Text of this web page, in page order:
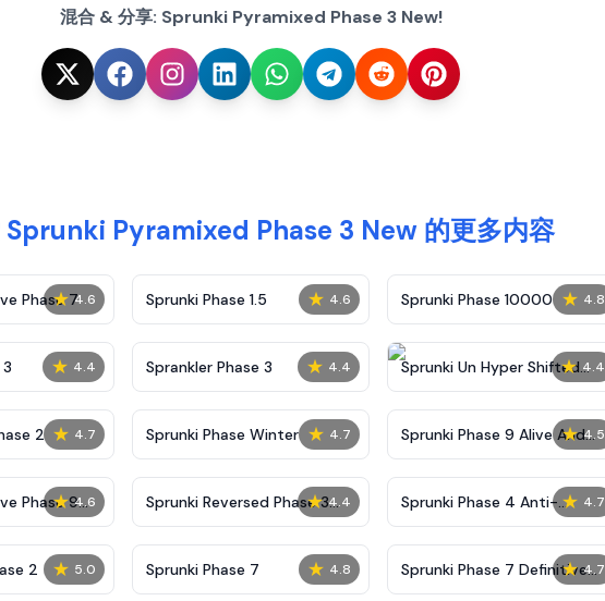
混合 & 分享: Sprunki Pyramixed Phase 3 New!
Sprunki Pyramixed Phase 3 New 的更多内容
★ 4.6
Phase 7 ★ 4.6
Sprunki Phase 1.5 ★ 4.8
Sprunki Phase 10000
★ 4.4 ★ 4.4
Sprankler Phase 3 ★ 4.4
Sprunki Un Hyper Shifted
Phase 4
★ 4.7
2 ★ 4.7
Sprunki Phase Winter ★ 4.5
Sprunki Phase 9 Alive And
Malediction
★ 4.6
Phase 9
★ 4.4
Sprunki Reversed Phase 3
Definitive
★ 4.7
Sprunki Phase 4 Anti-
Shifted
★ 5.0
2 ★ 4.8
Sprunki Phase 7 ★ 4.7
Sprunki Phase 7 Definitive
(Fanmade)